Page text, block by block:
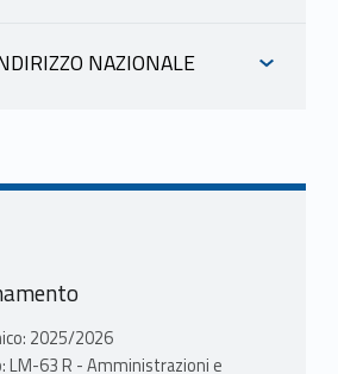
(equivalente al programma
dell’economia)
NAZIONALE
MARIA
(equivalente al programma
2025/2026
LM-63 R - Amministrazioni e